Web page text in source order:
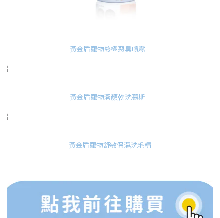
黃金盾寵物終極惡臭噴霧
黃金盾寵物潔顏乾洗慕斯
黃金盾寵物舒敏保濕洗毛精